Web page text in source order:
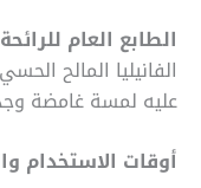
الطابع العام
الفانيليا المالح
عليه لمسة غامضة
أوقات الاستخدام